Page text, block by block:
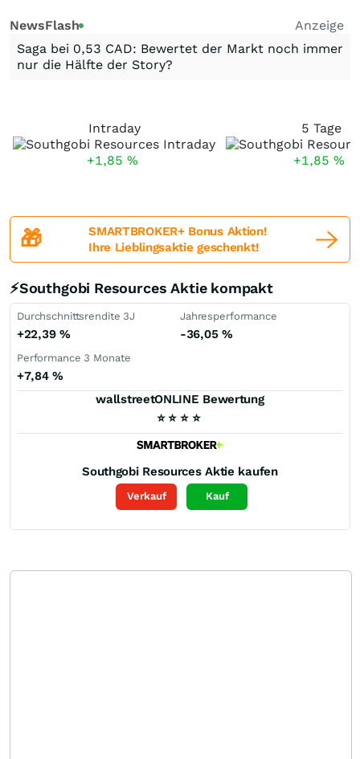
NewsFlash
Anzeige
Saga bei 0,53 CAD: Bewertet der Markt noch immer
nur die Hälfte der Story?
Intraday
+1,85 %
5 Tage
+1,85 %
🎁
SMARTBROKER+ Bonus Aktion!
Ihre Lieblingsaktie geschenkt!
⚡Southgobi Resources Aktie kompakt
Durchschnittsrendite 3J
+22,39 %
Jahresperformance
-36,05 %
Performance 3 Monate
+7,84%
wallstreetONLINE Bewertung
⭐ ⭐ ⭐ ⭐
Southgobi Resources Aktie kaufen
Verkauf Kauf